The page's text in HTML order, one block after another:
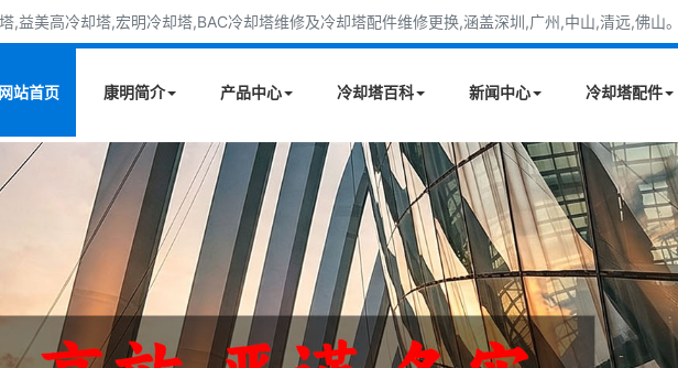
益美高冷却塔,宏明冷却塔,BAC冷却塔维修及冷却塔配件维修更换,涵盖深圳,广州,中山,清远,佛山。
网站首页 康明简介 产品中心 冷却塔百科 新闻中心 冷却塔配件